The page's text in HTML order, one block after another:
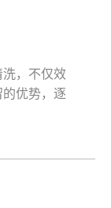
，不仅效
优势，逐